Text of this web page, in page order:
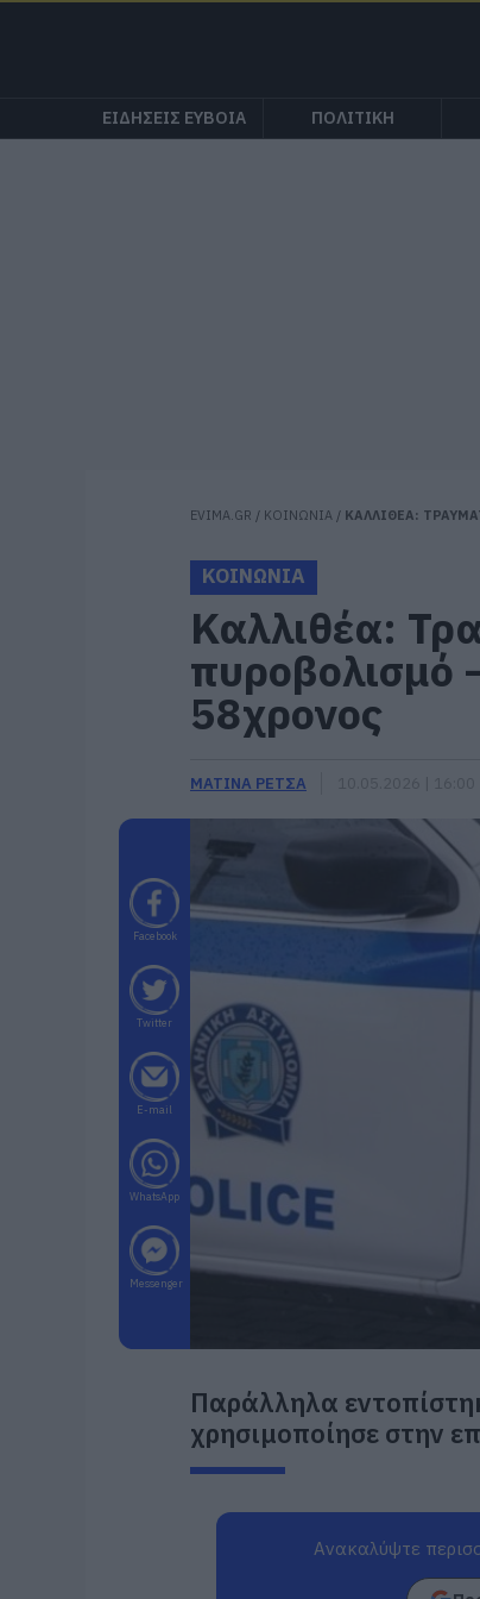
ΕΙΔΗΣΕΙΣ ΕΥΒΟΙΑ ΠΟΛΙΤΙΚΗ
EVIMA.GR / ΚΟΙΝΩΝΙΑ / ΚΑΛΛΙΘΕΑ:
ΚΟΙΝΩΝΙΑ
Καλλιθέα:
πυροβολισμό
58χρονος
ΜΑΤΙΝΑ ΡΕΤΣΑ
Facebook
Twitter
E-mail
WhatsApp
Messenger
Παράλληλα
χρησιμοποίησε στην
Ανακαλύψτε